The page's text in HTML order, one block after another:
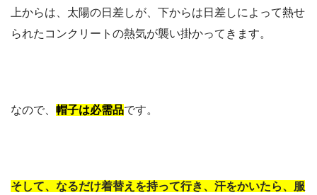
上からは、太陽の日差しが、下からは日差しによって熱せ
られたコンクリートの熱気が襲い掛かってきます。
なので、 帽子は必需品です。
そして、なるだけ着替えを持って行き、汗をかいたら、服